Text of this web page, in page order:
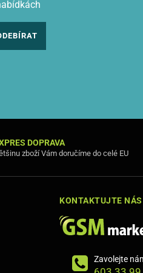
DOPRAVA
zboží Vám doručíme do celé EU
KONTAKTUJTE NÁS
Zavolejte